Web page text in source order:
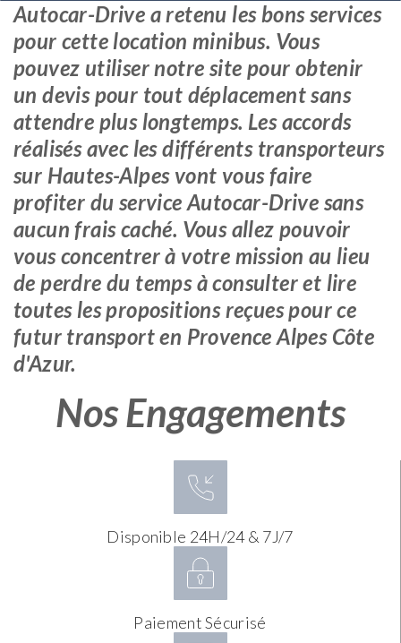
Autocar-Drive a retenu les bons services
pour cette location minibus. Vous
pouvez utiliser notre site pour obtenir
un devis pour tout déplacement sans
attendre plus longtemps. Les accords
réalisés avec les différents transporteurs
sur Hautes-Alpes vont vous faire
profiter du service Autocar-Drive sans
aucun frais caché. Vous allez pouvoir
vous concentrer à votre mission au lieu
de perdre du temps à consulter et lire
toutes les propositions reçues pour ce
futur transport en Provence Alpes Côte
d'Azur.
Nos Engagements
Disponible 24H/24 & 7J/7
Paiement Sécurisé